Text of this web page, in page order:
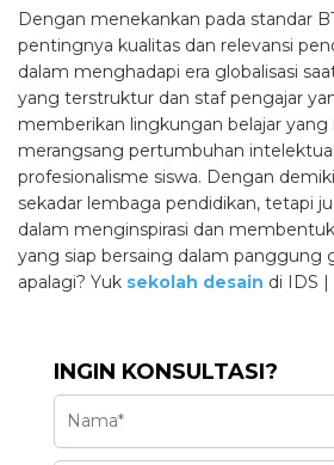
Dengan menekankan pada standar
pentingnya kualitas dan relevansi
dalam menghadapi era globalisasi
yang terstruktur dan staf pengajar
memberikan lingkungan belajar
merangsang pertumbuhan
profesionalisme siswa. Dengan
sekadar lembaga pendidikan, tetapi
dalam menginspirasi dan
yang siap bersaing dalam panggung
apalagi? Yuk sekolah desain di IDS |
INGIN KONSULTASI?